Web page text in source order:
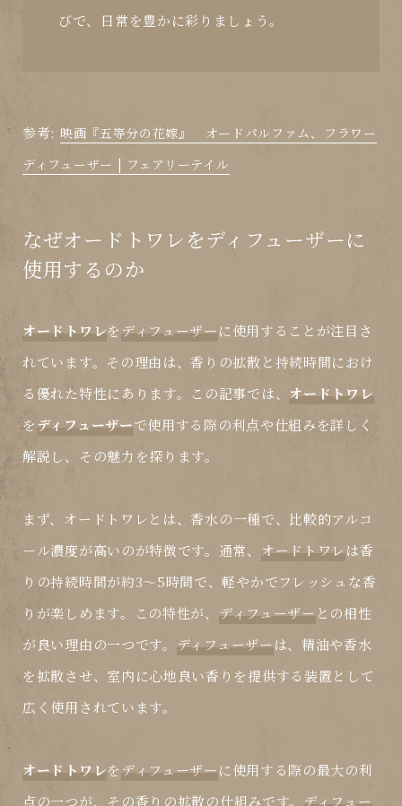
びで、日常を豊かに彩りましょう。
参考: 映画『五等分の花嫁』 オードパルファム、フラワー
ディフューザー | フェアリーテイル
なぜオードトワレをディフューザーに
使用するのか
オードトワレを ディフューザーに使用することが注目さ
れています。その理由は、香りの拡散と持続時間におけ
る優れた特性にあります。この記事では、 オードトワレ
をディフューザーで使用する際の利点や仕組みを詳しく
解説し、その魅力を探ります。
まず、 オードトワレとは、香水の一種で、比較的アルコ
ール濃度が高いのが特徴です。通常、 オードトワレは香
りの持続時間が約3〜5時間で、軽やかでフレッシュな香
りが楽しめます。この特性が、
ディフューザー との相性
が良い理由の一つです。
ディフューザーは、精油や香水
を拡散させ、室内に心地良い香りを提供する装置として
広く使用されています。
オードトワレを ディフューザーに使用する際の最大の利
点の一つが、その香りの拡散の仕組みです。 ディフュー